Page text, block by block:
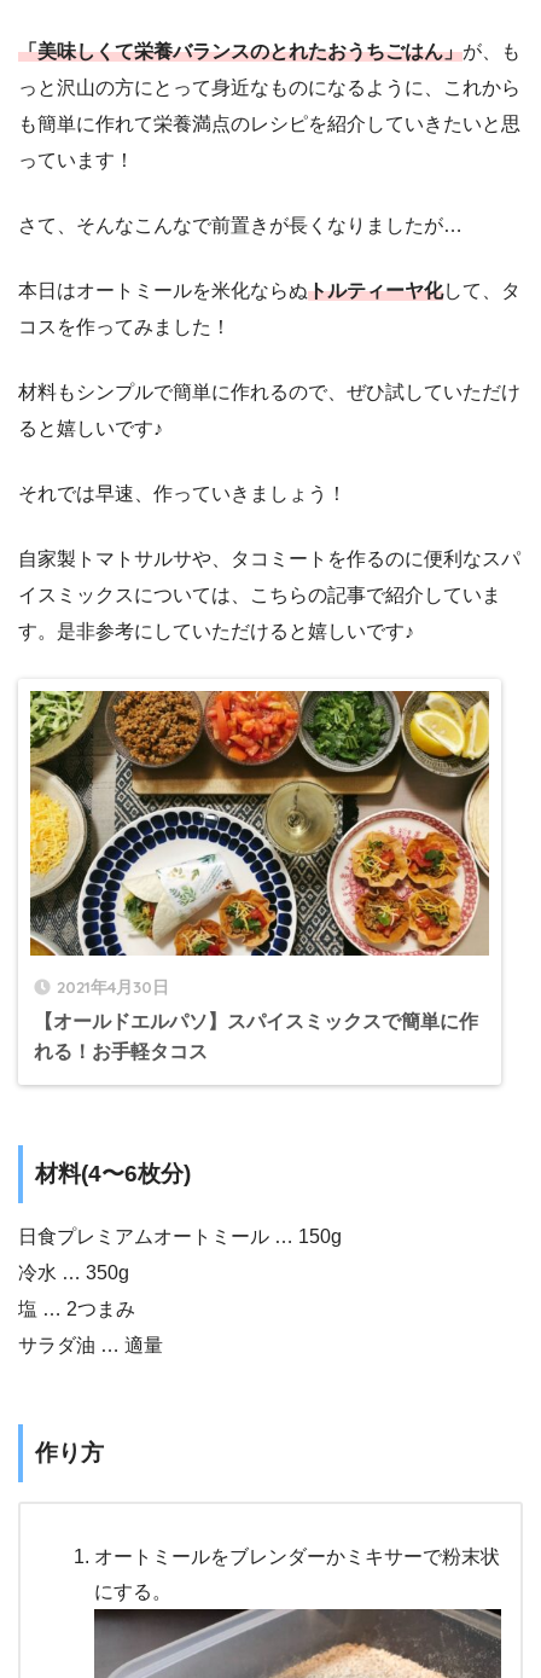
「美味しくて栄養バランスのとれたおうちごはん」が、も
っと沢山の方にとって身近なものになるように、これから
も簡単に作れて栄養満点のレシピを紹介していきたいと思
っています！
さて、そんなこんなで前置きが長くなりましたが…
本日はオートミールを米化ならぬトルティーヤ化して、タ
コスを作ってみました！
材料もシンプルで簡単に作れるので、ぜひ試していただけ
ると嬉しいです♪
それでは早速、作っていきましょう！
自家製トマトサルサや、タコミートを作るのに便利なスパ
イスミックスについては、こちらの記事で紹介していま
す。是非参考にしていただけると嬉しいです♪
2021年4月30日
【オールドエルパソ】スパイスミックスで簡単に作
れる！お手軽タコス
材料(4〜6枚分)
日食プレミアムオートミール … 150g
冷水 … 350g
塩 … 2つまみ
サラダ油 … 適量
作り方
オートミールをブレンダーかミキサーで粉末状
にする。